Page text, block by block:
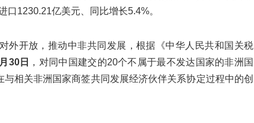
1230.21亿美元、同比增长5.4%。
外开放，推动中非共同发展，根据《中华人民共和国关税
月 30日
，对同中国建交的20个不属于最不发达国家的非洲国
相关非洲国家商签共同发展经济伙伴关系协定过程中的创